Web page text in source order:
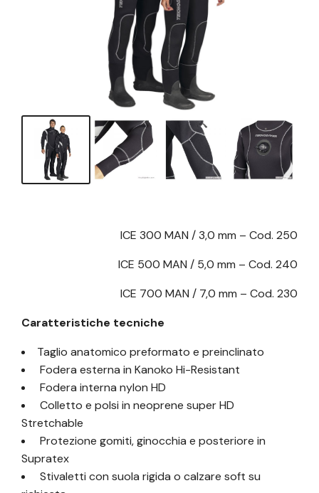
ICE 300 MAN / 3,0 mm – Cod. 250
ICE 500 MAN / 5,0 mm – Cod. 240
ICE 700 MAN / 7,0 mm – Cod. 230
Caratteristiche tecniche
Taglio anatomico preformato e preinclinato
Fodera esterna in Kanoko Hi-Resistant
Fodera interna nylon HD
Colletto e polsi in neoprene super HD
Stretchable
Protezione gomiti, ginocchia e posteriore in
Supratex
Stivaletti con suola rigida o calzare soft su